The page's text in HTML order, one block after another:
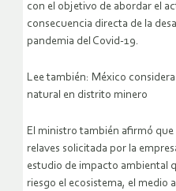
con el objetivo de abordar el
consecuencia directa de la
pandemia del Covid-19.
Lee también: México
natural en distrito minero
El ministro también afirmó que
relaves solicitada por la
estudio de impacto ambiental
riesgo el ecosistema, el medio